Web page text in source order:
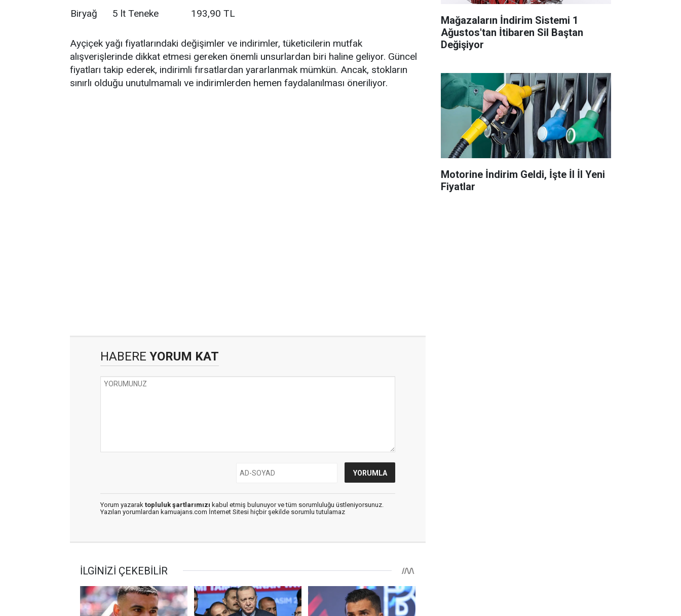
Biryağ 5 lt Teneke 193,90 TL
Ayçiçek yağı fiyatlarındaki değişimler ve indirimler, tüketicilerin mutfak
alışverişlerinde dikkat etmesi gereken önemli unsurlardan biri haline geliyor. Güncel
fiyatları takip ederek, indirimli fırsatlardan yararlanmak mümkün. Ancak, stokların
sınırlı olduğu unutulmamalı ve indirimlerden hemen faydalanılması öneriliyor.
HABERE YORUM KAT
Yorum yazarak topluluk şartlarımızı kabul etmiş bulunuyor ve tüm sorumluluğu üstleniyorsunuz.
Yazılan yorumlardan kamuajans.com İnternet Sitesi hiçbir şekilde sorumlu tutulamaz
Mağazaların İndirim Sistemi 1
Ağustos'tan İtibaren Sil Baştan
Değişiyor
Motorine İndirim Geldi, İşte İl İl Yeni
Fiyatlar